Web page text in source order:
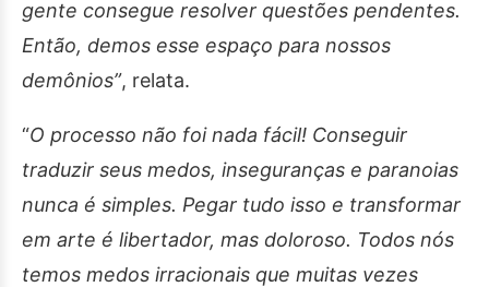
gente consegue resolver questões pendentes.
Então, demos esse espaço para nossos
demônios”, relata.
“O processo não foi nada fácil! Conseguir
traduzir seus medos, inseguranças e paranoias
nunca é simples. Pegar tudo isso e transformar
em arte é libertador, mas doloroso. Todos nós
temos medos irracionais que muitas vezes